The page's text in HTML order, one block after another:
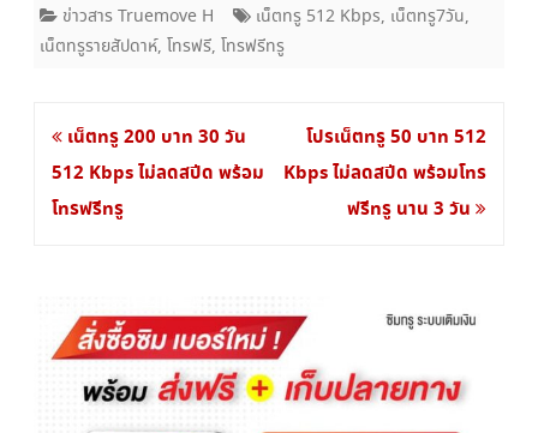
ข่าวสาร Truemove H เน็ตทรู 512 Kbps, เน็ตทรู7วัน,
เน็ตทรูรายสัปดาห์, โทรฟรี, โทรฟรีทรู
แนะแนว
เรื่อง
เน็ตทรู 200 บาท 30 วัน
512 Kbps ไม่ลดสปีด พร้อม
โทรฟรีทรู
โปรเน็ตทรู 50 บาท 512
Kbps ไม่ลดสปีด พร้อมโทร
ฟรีทรู นาน 3 วัน